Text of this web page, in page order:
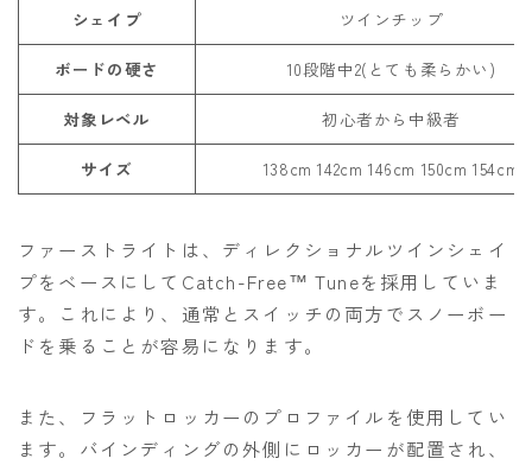
シェイプ ツインチップ
ボードの硬さ 10段階中2(とても柔らかい)
対象レベル 初心者から中級者
サイズ 138cm 142cm 146cm 150cm 154cm
ファーストライトは、ディレクショナルツインシェイ
プをベースにしてCatch-Free™ Tuneを採用していま
す。これにより、通常とスイッチの両方でスノーボー
ドを乗ることが容易になります。
また、フラットロッカーのプロファイルを使用してい
ます。バインディングの外側にロッカーが配置され、